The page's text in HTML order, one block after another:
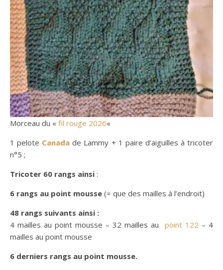
Morceau du « fil rouge 2026«
1 pelote Canada de Lammy + 1 paire d’aiguilles à tricoter
n°5 ;
Tricoter 60 rangs ainsi :
6 rangs au point mousse (= que des mailles à l’endroit)
48 rangs suivants ainsi :
4 mailles au point mousse – 32 mailles au point 122 – 4
mailles au point mousse
6 derniers rangs au point mousse.